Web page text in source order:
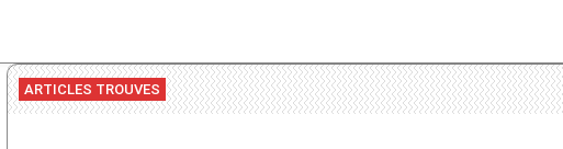
ARTICLES TROUVES